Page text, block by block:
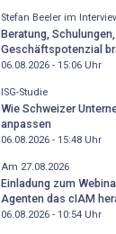
Stefan Beeler im
Beratung,
Geschäftspotenzial
06.08.2026 - 15:06Uhr
ISG-Studie
Wie Schweizer
anpassen
06.08.2026 - 15:48Uhr
Am 27.08.2026
Einladung zum
Agenten das cIAM
06.08.2026 - 10:54Uhr